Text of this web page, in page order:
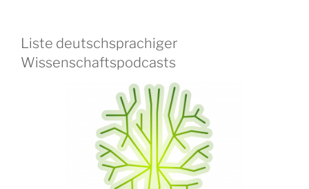
Liste deutschsprachiger
Wissenschaftspodcasts